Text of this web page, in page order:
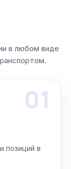
в любом виде
01
позиций в